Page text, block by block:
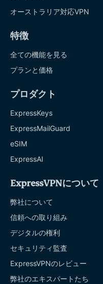
オーストラリア対応VPN
特徴
全ての機能を見る
プランと価格
プロダクト
ExpressKeys
ExpressMailGuard
eSIM
ExpressAI
ExpressVPNについて
弊社について
信頼への取り組み
デジタルの権利
セキュリティ監査
ExpressVPNのレビュー
弊社のエキスパートたち